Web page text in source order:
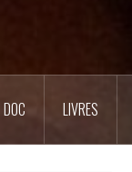
DOC LIVRES